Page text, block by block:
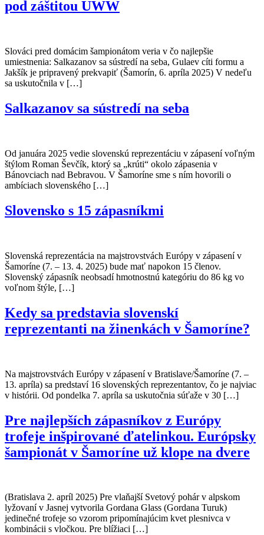
pod záštitou UWW
Slováci pred domácim šampionátom veria v čo najlepšie
umiestnenia: Salkazanov sa sústredí na seba, Gulaev cíti formu a
Jakšík je pripravený prekvapiť (Šamorín, 6. apríla 2025) V nedeľu
sa uskutočnila v […]
Salkazanov sa sústredí na seba
Od januára 2025 vedie slovenskú reprezentáciu v zápasení voľným
štýlom Roman Ševčík, ktorý sa „krúti“ okolo zápasenia v
Bánovciach nad Bebravou. V Šamoríne sme s ním hovorili o
ambíciach slovenského […]
Slovensko s 15 zápasníkmi
Slovenská reprezentácia na majstrovstvách Európy v zápasení v
Šamoríne (7. – 13. 4. 2025) bude mať napokon 15 členov.
Slovenský zápasník neobsadí hmotnostnú kategóriu do 86 kg vo
voľnom štýle, […]
Kedy sa predstavia slovenskí
reprezentanti na žinenkách v Šamoríne?
Na majstrovstvách Európy v zápasení v Bratislave/Šamoríne (7. –
13. apríla) sa predstaví 16 slovenských reprezentantov, čo je najviac
v histórii. Od pondelka 7. apríla sa uskutočnia súťaže v 30 […]
Pre najlepších zápasníkov z Európy
trofeje inšpirované ďatelinkou. Európsky
šampionát v Šamoríne už klope na dvere
(Bratislava 2. apríl 2025) Pre vlaňajší Svetový pohár v alpskom
lyžovaní v Jasnej vytvorila Gordana Glass (Gordana Turuk)
jedinečné trofeje so vzorom pripomínajúcim kvet plesnivca v
kombinácii s vločkou. Pre blížiaci […]